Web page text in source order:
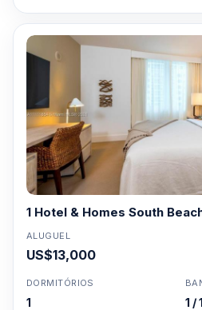
1 Hotel & Homes South
ALUGUEL
US$13,000
DORMITÓRIOS
1 1 / 1